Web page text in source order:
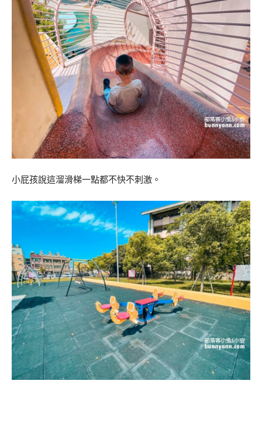
小屁孩說這溜滑梯一點都不快不刺激。